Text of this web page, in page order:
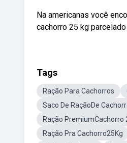
Na americanas você
cachorro 25 kg
Tags
Ração Para Cachorros
Saco De RaçãoDe
Ração PremiumCachorro
Ração Pra Cachorro25Kg